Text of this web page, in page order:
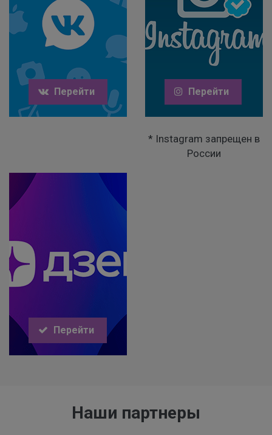
Перейти Перейти
* Instagram запрещен в
России
Перейти
Наши партнеры